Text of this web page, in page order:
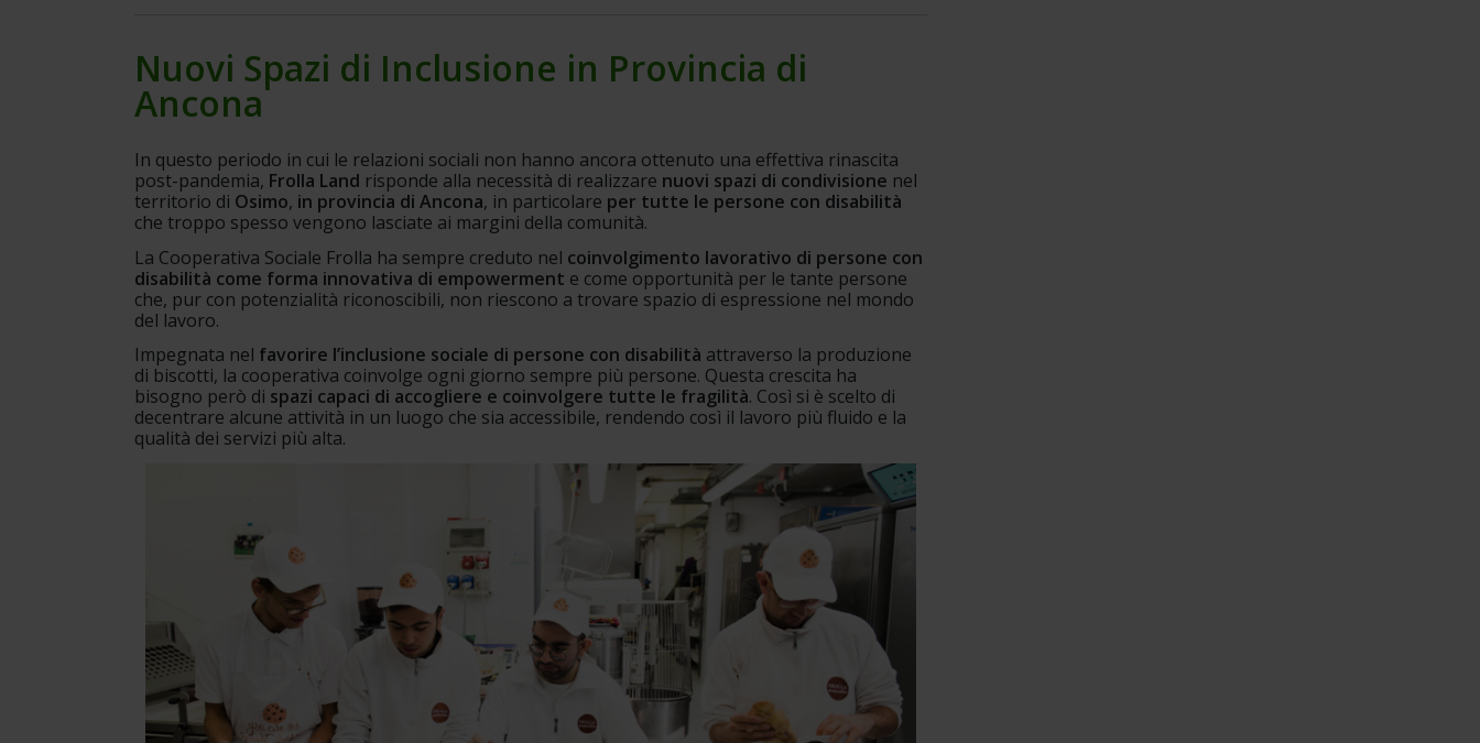
Nuovi Spazi di Inclusione in Provincia di
Ancona
In questo periodo in cui le relazioni sociali non hanno ancora ottenuto una effettiva rinascita
post-pandemia, Frolla Land risponde alla necessità di realizzare nuovi spazi di condivisione nel
territorio di Osimo, in provincia di Ancona, in particolare per tutte le persone con disabilità
che troppo spesso vengono lasciate ai margini della comunità.
La Cooperativa Sociale Frolla ha sempre creduto nel coinvolgimento lavorativo di persone con
disabilità come forma innovativa di empowerment e come opportunità per le tante persone
che, pur con potenzialità riconoscibili, non riescono a trovare spazio di espressione nel mondo
del lavoro.
Impegnata nel favorire l’inclusione sociale di persone con disabilità attraverso la produzione
di biscotti, la cooperativa coinvolge ogni giorno sempre più persone. Questa crescita ha
bisogno però di spazi capaci di accogliere e coinvolgere tutte le fragilità. Così si è scelto di
decentrare alcune attività in un luogo che sia accessibile, rendendo così il lavoro più fluido e la
qualità dei servizi più alta.